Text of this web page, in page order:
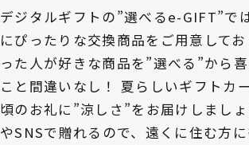
デジタルギフトの”選べるe-GIFT”で
にぴったりな交換商品をご用意して
った人が好きな商品を”選べる”から
こと間違いなし！ 夏らしいギフトカ
頃のお礼に”涼しさ”をお届けしまし
やSNSで贈れるので、遠くに住む方